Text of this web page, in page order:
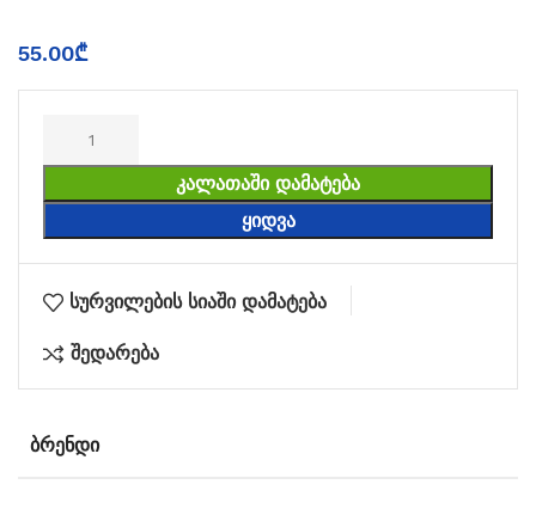
55.00₾
ᲙᲐᲚᲐᲗᲐᲨᲘ ᲓᲐᲛᲐᲢᲔᲑᲐ
ᲧᲘᲓᲕᲐ
სურვილების სიაში დამატება
შედარება
ᲑᲠᲔᲜᲓᲘ